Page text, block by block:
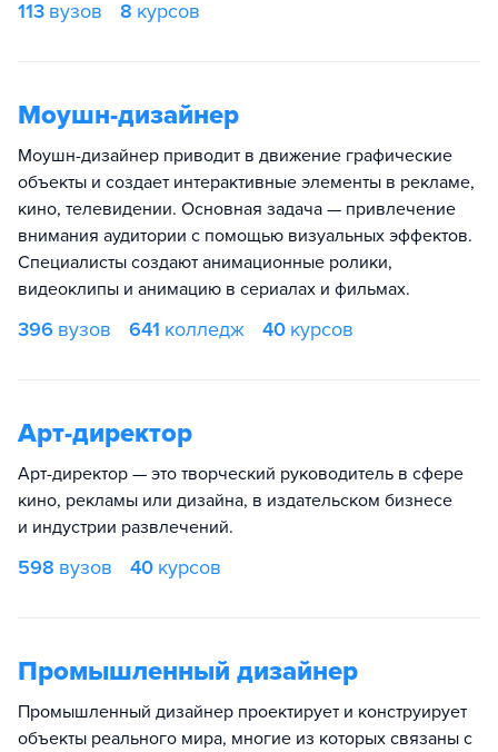
113 вузов 8 курсов
Моушн-дизайнер
Моушн-дизайнер приводит в движение графические
объекты и создает интерактивные элементы в рекламе,
кино, телевидении. Основная задача — привлечение
внимания аудитории с помощью визуальных эффектов.
Специалисты создают анимационные ролики,
видеоклипы и анимацию в сериалах и фильмах.
396 вузов 641 колледж 40 курсов
Арт-директор
Арт-директор — это творческий руководитель в сфере
кино, рекламы или дизайна, в издательском бизнесе
и индустрии развлечений.
598 вузов 40 курсов
Промышленный дизайнер
Промышленный дизайнер проектирует и конструирует
объекты реального мира, многие из которых связаны с